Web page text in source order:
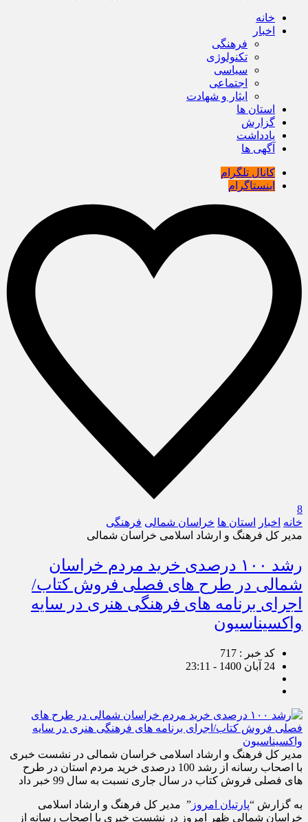
خانه
اخبار
فرهنگی
تکنولوژی
سیاسی
اجتماعی
ایثار و شهادت
استان ها
گزارش
یادداشت
آگهی ها
کانال تلگرام
اینستاگرام
8
خانه اخبار استان ها خراسان شمالی فرهنگی
مدیر کل فرهنگ و ارشاد اسلامی خراسان شمالی
رشد ۱۰۰ درصدی خرید مردم خراسان
شمالی در طرح های فصلی فروش کتاب/
اجرای برنامه های فرهنگی هنری در سایه
واکسیناسیون
کد خبر : 717
24 آبان 1400 - 23:11
مدیر کل فرهنگ و ارشاد اسلامی خراسان شمالی در نشست خبری
با اصحاب رسانه از رشد 100 درصدی خرید مردم استان در طرح
های فصلی فروش کتاب در سال جاری نسبت به سال 99 خبر داد
به گزارش “پارتیان امروز ” مدیر کل فرهنگ و ارشاد اسلامی
خراسان شمالی ظهر امروز در نشست خبری با اصحاب رسانه از